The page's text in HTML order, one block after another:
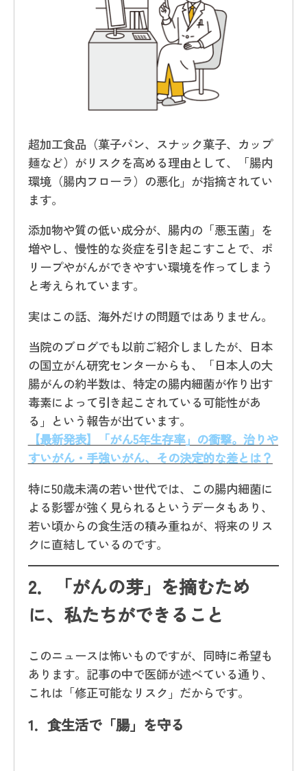
超加工食品（菓子パン、スナック菓子、カップ
麺など）がリスクを高める理由として、「腸内
環境（腸内フローラ）の悪化」が指摘されてい
ます。
添加物や質の低い成分が、腸内の「悪玉菌」を
増やし、慢性的な炎症を引き起こすことで、ポ
リープやがんができやすい環境を作ってしまう
と考えられています。
実はこの話、海外だけの問題ではありません。
当院のブログでも以前ご紹介しましたが、日本
の国立がん研究センターからも、「日本人の大
腸がんの約半数は、特定の腸内細菌が作り出す
毒素によって引き起こされている可能性があ
る」という報告が出ています。
【最新発表】「がん5年生存率」の衝撃。治りや
すいがん・手強いがん、その決定的な差とは？
特に50歳未満の若い世代では、この腸内細菌に
よる影響が強く見られるというデータもあり、
若い頃からの食生活の積み重ねが、将来のリス
クに直結しているのです。
2．
「がんの芽」を摘むため
に、私たちができること
このニュースは怖いものですが、同時に希望も
あります。記事の中で医師が述べている通り、
これは「修正可能なリスク」だからです。
1． 食生活で「腸」を守る